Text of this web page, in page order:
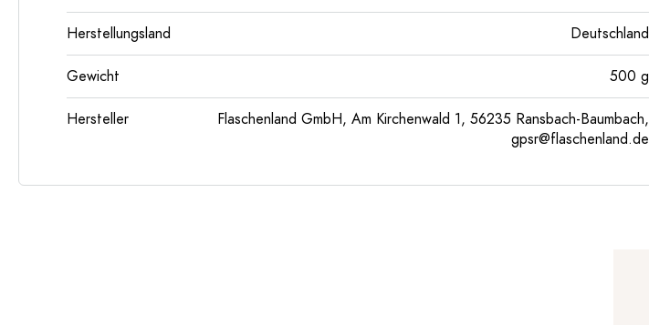
Herstellungsland Deutschland
Gewicht 500 g
Hersteller
Flaschenland GmbH, Am Kirchenwald 1, 56235 Ransbach-Baumbach,
gpsr@flaschenland.de